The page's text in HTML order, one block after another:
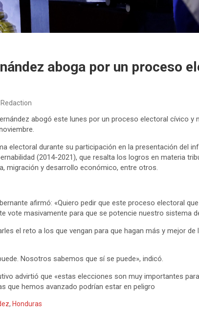
aboga por un proceso
Redaction
abogó este lunes por un proceso electoral cívico y
electoral durante su participación en la presentación del
(2014-2021), que resalta los logros en materia
migración y desarrollo económico, entre otros.
afirmó: «Quiero pedir que este proceso electoral
vote masivamente para que se potencie nuestro sistema
el reto a los que vengan para que hagan más y mejor
Nosotros sabemos que sí se puede», indicó.
advirtió que «estas elecciones son muy importantes
que hemos avanzado podrían estar en peligro
, Honduras